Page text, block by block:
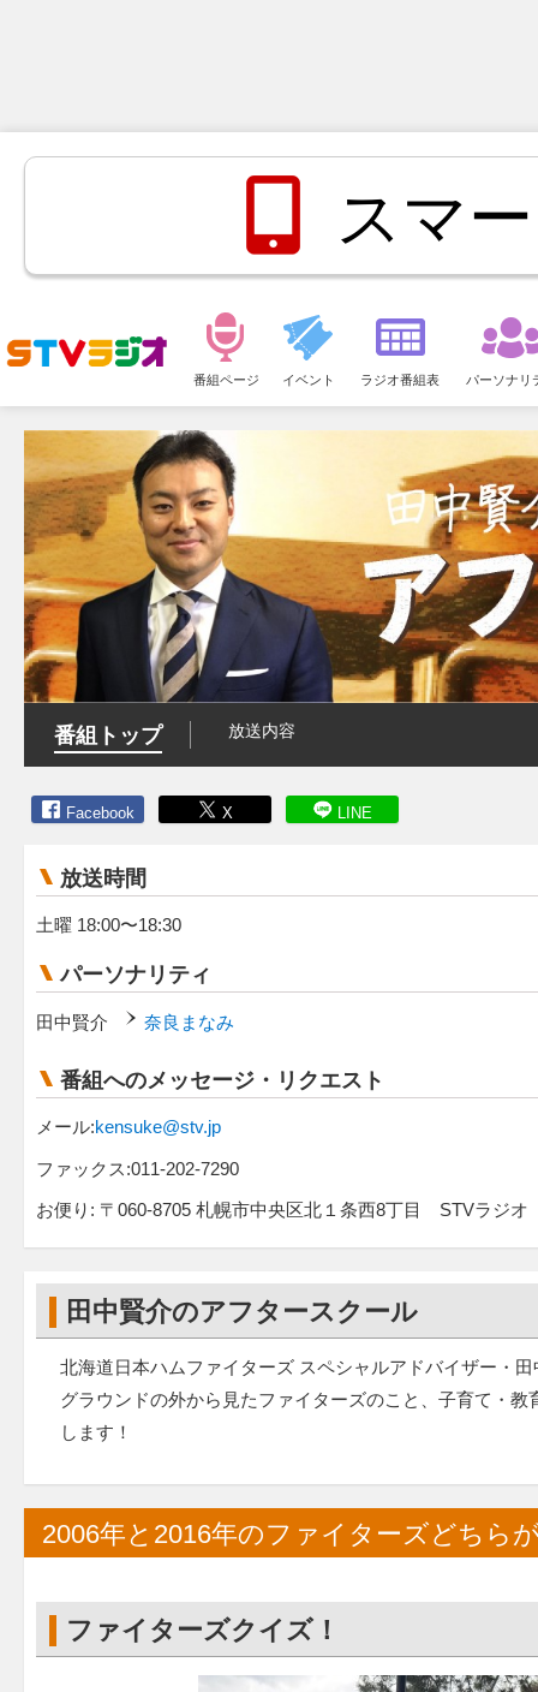
スマ
ュ
ー
番組ページ イベント ラジオ番組表 パーソナリ
番組トップ 放送内容
Facebook X LINE
放送時間
土曜 18:00〜18:30
パーソナリティ
田中賢介 奈良まなみ
番組へのメッセージ・リクエスト
メール:kensuke@stv.jp
ファックス:011-202-7290
お便り: 〒060-8705 札幌市中央区北１条西8丁目 STVラジオ
田中賢介のアフタースクール
北海道日本ハムファイターズ スペシャルアドバイザー・
グラウンドの外から見たファイターズのこと、子育て・教
します！
2006年と2016年のファイターズどちら
ファイターズクイズ！